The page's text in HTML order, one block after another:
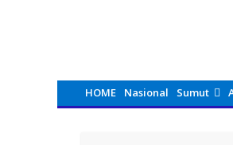
HOME Nasional Sumut